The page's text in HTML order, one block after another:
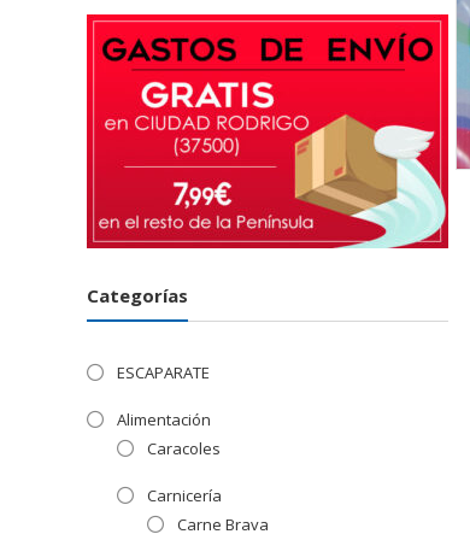
Categorías
ESCAPARATE
Alimentación
Caracoles
Carnicería
Carne Brava